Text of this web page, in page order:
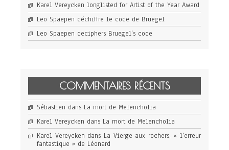
Karel Vereycken longlisted for Artist of the Year Award
Leo Spaepen déchiffre le code de Bruegel
Leo Spaepen deciphers Bruegel’s code
COMMENTAIRES RÉCENTS
Sébastien dans La mort de Melencholia
Karel Vereycken dans La mort de Melencholia
Karel Vereycken dans La Vierge aux rochers, « l’erreur
fantastique » de Léonard